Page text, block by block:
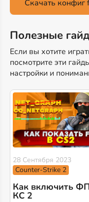
Скачать конфиг
Полезные
Если вы хотите
посмотрите эти
настройки и
28 Сентября 2023
Counter-Strike 2
Как включить
КС 2